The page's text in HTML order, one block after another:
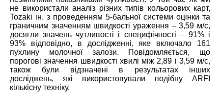
не використали аналіз різних типів кольорових карт,
Tozaki ін. з проведенням 5-бальної системи оцінки та
граничним значенням швидкості ураження – 3,59 м/с,
досягли значень чутливості і специфічності – 91% і
93% відповідно, в дослідженні, яке включало 161
пухлину молочної залози. Повідомляється, що
порогові значення швидкості хвилі між 2,89 і 3,59 м/с,
також були відзначені в результатах інших
досліджень, які використовували подібну ARFI
кількісну техніку.